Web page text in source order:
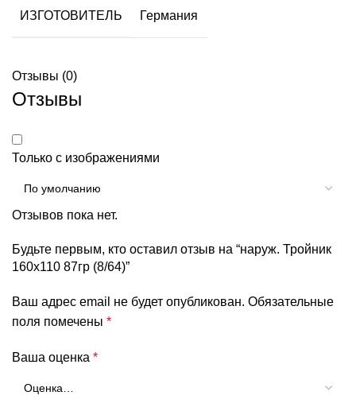
ИЗГОТОВИТЕЛЬ Германия
Отзывы (0)
Отзывы
Только с изображениями
Отзывов пока нет.
Будьте первым, кто оставил отзыв на “наруж. Тройник
160х110 87гр (8/64)”
Ваш адрес email не будет опубликован. Обязательные
поля помечены *
Ваша оценка *